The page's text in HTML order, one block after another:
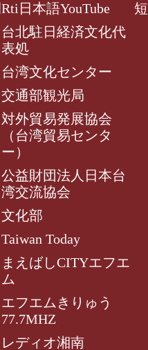
Rti日本語YouTube
台北駐日経済文化代
表処
台湾文化センター
交通部観光局
対外貿易発展協会
（台湾貿易センタ
ー）
公益財団法人日本台
湾交流協会
文化部
Taiwan Today
まえばしCITYエフエ
ム
エフエムきりゅう
77.7MHZ
レディオ湘南